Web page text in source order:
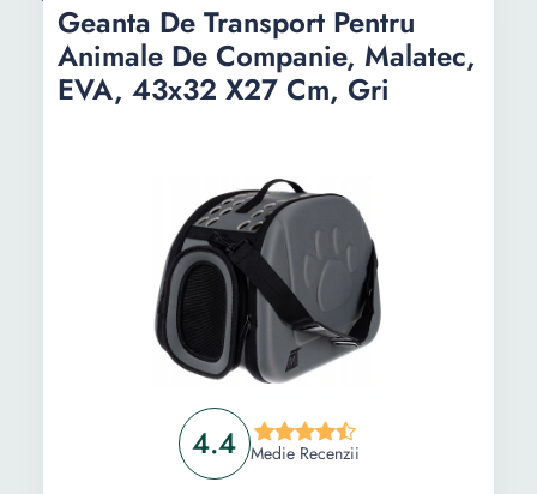
4.4 Medie Recenzii
Geanta De Transport Pentru
Animale De Companie, Malatec,
EVA, 43x32 X27 Cm, Gri